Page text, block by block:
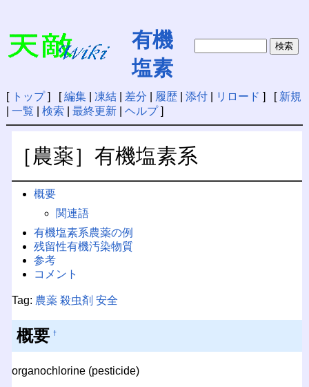
有機
塩素
[ トップ] [編集| 凍結| 差分 履歴| 添付| リロード ] [ 新規
一覧 検索 最終更新| ヘルプ]
［農薬］有機塩素系
概要
関連語
有機塩素系農薬の例
残留性有機汚染物質
参考
コメント
Tag: 農薬 殺虫剤 安全
概要 †
organochlorine (pesticide)